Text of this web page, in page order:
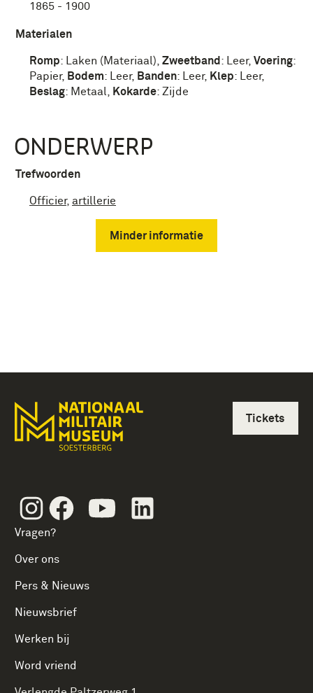
1865 - 1900
Materialen
Romp: Laken (Materiaal) Zweetband : Leer, Voering:
Papier, Bodem: Leer, Banden: Leer, Klep: Leer,
Beslag: Metaal Kokarde: Zijde
ONDERWERP
Trefwoorden
Officier, artillerie
Minder informatie
InstagramFacebookYoutube
Vragen?
Over ons
Pers & Nieuws
Nieuwsbrief
Werken bij
Word vriend
Tickets